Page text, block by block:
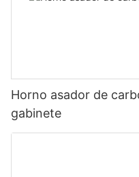
Horno asador de
gabinete